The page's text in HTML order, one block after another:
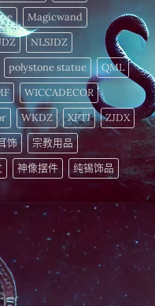
Magicwand
NLSJDZ
polystone statue
QML
WICCADECOR
WKDZ XPTJ
ZJDX
饰
宗教用品
神像摆件
纯锡饰品